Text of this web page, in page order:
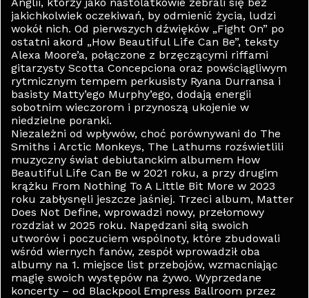
jakichkolwiek oczekiwań, by odmienić życia, ludzi
wokół nich. Od pierwszych dźwięków „Fight On” po
ostatni akord „How Beautiful Life Can Be”, teksty
Alexa Moore’a, połączone z brzęczącymi riffami
gitarzysty Scotta Concepciona oraz powściągliwym
rytmicznym tempem perkusisty Ryana Durransa i
basisty Matty’ego Murphy’ego, dodają energii
sobotnim wieczorom i przynoszą ukojenie w
niedzielne poranki.
Niezależni od wpływów, choć porównywani do The
Smiths i Arctic Monkeys, The Lathums rozświetlili
muzyczny świat debiutanckim albumem How
Beautiful Life Can Be w 2021 roku, a przy drugim
krążku From Nothing To A Little Bit More w 2023
roku zabłysnęli jeszcze jaśniej. Trzeci album, Matter
Does Not Define, wprowadzi nowy, przełomowy
rozdział w 2025 roku. Napędzani siłą swoich
utworów i poczuciem wspólnoty, które zbudowali
wśród wiernych fanów, zespół wprowadził oba
albumy na 1. miejsce list przebojów, wzmacniając
magię swoich występów na żywo. Wyprzedane
koncerty – od Blackpool Empress Ballroom przez